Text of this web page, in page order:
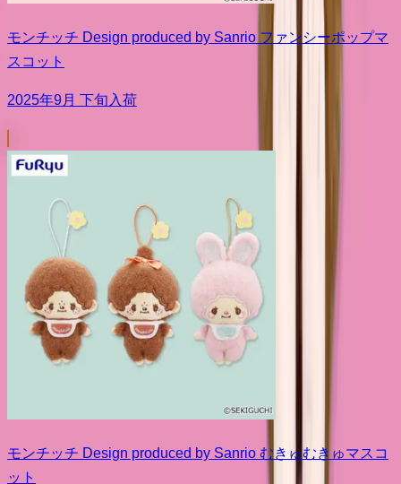
モンチッチ Design produced by Sanrio ファンシーポップマ
スコット
2025年9月 下旬入荷
モンチッチ Design produced by Sanrio むきゅむきゅマスコ
ット